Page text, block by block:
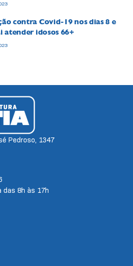
contra Covid-19 nos dias 8 e
atender idosos 66+
Pedroso, 1347
das 8h às 17h